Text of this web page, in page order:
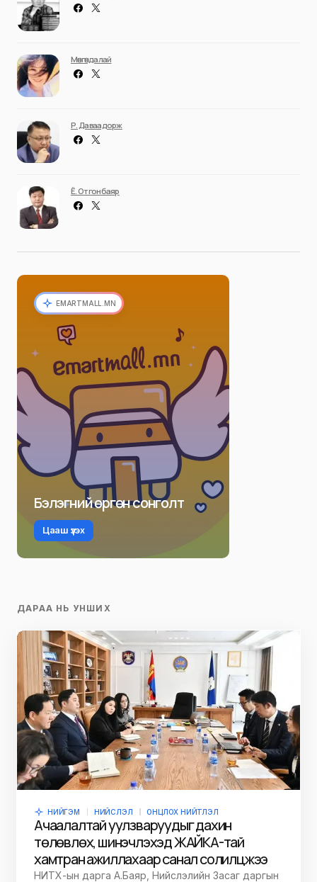
Мөнгөндалай
Р. Даваадорж
Ё. Отгонбаяр
EMARTMALL.MN
Бэлэгний өргөн сонголт
Цааш үзэх
ДАРАА НЬ УНШИХ
НИЙГЭМ НИЙСЛЭЛ ОНЦЛОХ НИЙТЛЭЛ
Ачаалалтай уулзваруудыг дахин
төлөвлөх, шинэчлэхэд ЖАЙКА-тай
хамтран ажиллахаар санал солилцжээ
НИТХ-ын дарга А.Баяр, Нийслэлийн Засаг даргын